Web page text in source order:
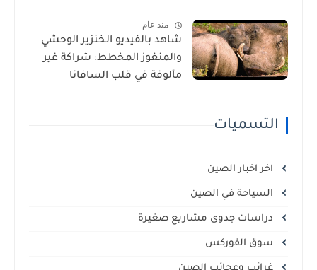
منذ عام
شاهد بالفيديو الخنزير الوحشي
والمنغوز المخطط: شراكة غير
مألوفة في قلب السافانا
التسميات
اخر اخبار الصين
السياحة في الصين
دراسات جدوى مشاريع صغيرة
سوق الفوركس